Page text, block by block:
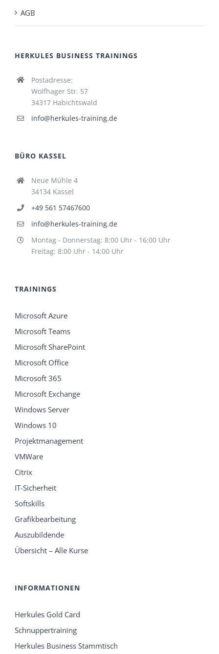
AGB
HERKULES BUSINESS TRAININGS
Postadresse:
Wolfhager Str. 57
34317 Habichtswald
info@herkules-training.de
BÜRO KASSEL
Neue Mühle 4
34134 Kassel
+49 561 57467600
info@herkules-training.de
Montag - Donnerstag: 8:00 Uhr - 16:00 Uhr
Freitag: 8:00 Uhr - 14:00 Uhr
TRAININGS
Microsoft Azure
Microsoft Teams
Microsoft SharePoint
Microsoft Office
Microsoft 365
Microsoft Exchange
Windows Server
Windows 10
Projektmanagement
VMWare
Citrix
IT-Sicherheit
Softskills
Grafikbearbeitung
Auszubildende
Übersicht – Alle Kurse
INFORMATIONEN
Herkules Gold Card
Schnuppertraining
Herkules Business Stammtisch